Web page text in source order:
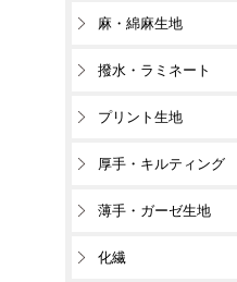
麻・綿麻生地
撥水・ラミネート
プリント生地
厚手・キルティング
薄手・ガーゼ生地
化繊